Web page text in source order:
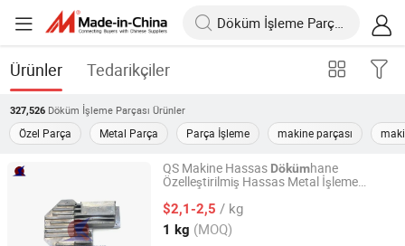
Ürünler Tedarikçiler
327,526 Döküm İşleme Parçası Ürünler
Özel Parça Metal Parça Parça İşleme makine parçası
QS Makine Hassas Dökümhane
Özelleştirilmiş Hassas Metal İşleme
Kamyon Parçaları
$2,1-2,5 / kg
1 kg (MOQ)
NINGBO QS MACHINERY INC.
Zhejiang, China Fiyat 2025